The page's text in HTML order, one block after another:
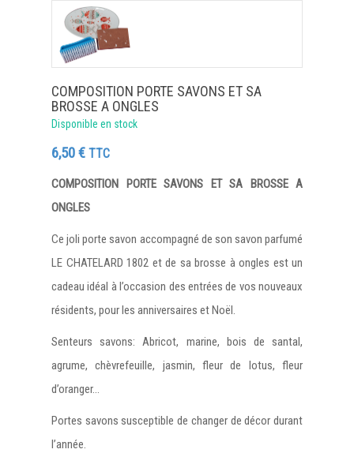
COMPOSITION PORTE SAVONS ET SA
BROSSE A ONGLES
Disponible en stock
6,50€ TTC
COMPOSITION PORTE SAVONS ET SA BROSSE A
ONGLES
Ce joli porte savon accompagné de son savon parfumé
LE CHATELARD 1802 et de sa brosse à ongles est un
cadeau idéal à l’occasion des entrées de vos nouveaux
résidents, pour les anniversaires et Noël.
Senteurs savons: Abricot, marine, bois de santal,
agrume, chèvrefeuille, jasmin, fleur de lotus, fleur
d’oranger…
Portes savons susceptible de changer de décor durant
l’année.